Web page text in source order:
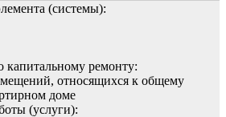
(системы):
капитальному ремонту:
относящихся к общему
доме
(услуги):